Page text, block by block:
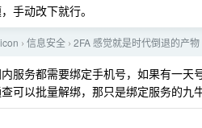
手动改下就行。
› 信息安全 › 2FA 感觉就是时代倒退的产物
服务都需要绑定手机号，如果有一
可以批量解绑，那只是绑定服务的九